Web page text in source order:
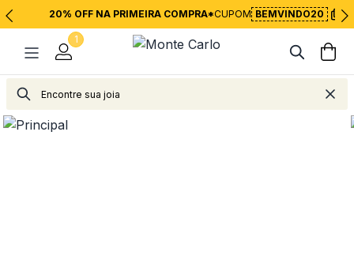
20% OFF NA PRIMEIRA COMPRA*CUPOM BEMVINDO20
1
Relógios Relógios